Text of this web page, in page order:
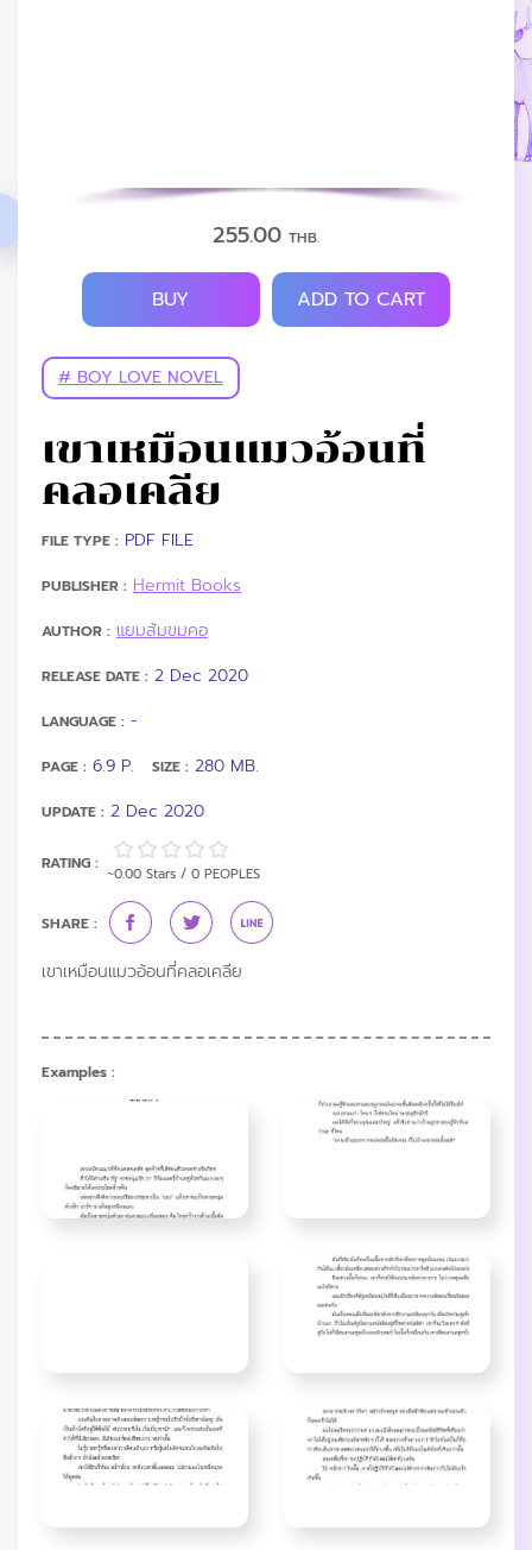
255.00 THB.
BUY ADD TO CART
# BOY LOVE NOVEL
เขาเหมือนแมวอ้อนที่
คลอเคลีย
FILE TYPE : PDF FILE
PUBLISHER : Hermit Books
AUTHOR : แยมส้มขมคอ
RELEASE DATE : 2 Dec 2020
LANGUAGE : -
PAGE : 6.9 P. SIZE : 280 MB.
UPDATE : 2 Dec 2020
RATING :
~0.00 Stars / 0 PEOPLES
SHARE :
เขาเหมือนแมวอ้อนที่คลอเคลีย
Examples :